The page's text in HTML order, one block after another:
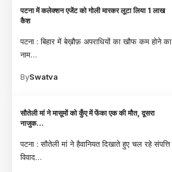
पटना में कलेक्शन एजेंट को गोली मारकर लूटा लिया 1 लाख
कैश
पटना : बिहार में बेख़ौफ़ अपराधियों का खौफ कम होने का
नाम…
BySwatva
सौतेली मां ने मासूमों को कुँए में फेंका एक की मौत, दूसरा
नाजुक…
पटना : सौतेली मां ने हैवानियत दिखाते हुए चल रहे संपत्ति
विवाद…